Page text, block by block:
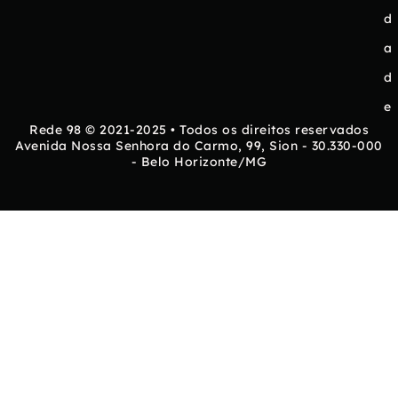
d
a
d
e
Rede 98 © 2021-2025 • Todos os direitos reservados
Avenida Nossa Senhora do Carmo, 99, Sion - 30.330-000
- Belo Horizonte/MG